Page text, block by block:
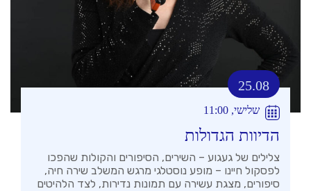
25.08
שלישי, 11:00
הדיוות הגדולות
צלילים של געגוע – השירים, הסיפורים והקולות שהפכו
לפסקול חיינו – מופע נוסטלגי מרגש המשלב שירה חיה,
סיפורים, מצגת עשירה עם תמונות נדירות, לצד הלהיטים